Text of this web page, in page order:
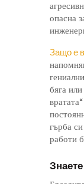
опасна
Защо е
бяга
гърба
работи